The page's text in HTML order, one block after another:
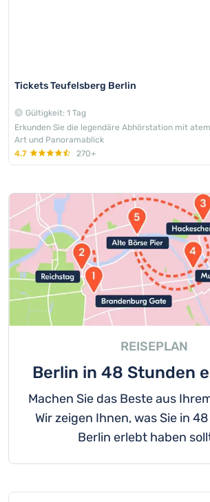
Tickets Teufelsberg Berlin
Gültigkeit: 1 Tag
Erkunden Sie die legendäre Abhörstation mit
Art und Panoramablick
4.7
270+
REISEPLAN
Berlin in 48 Stunden
Machen Sie das Beste aus
Wir zeigen Ihnen, was Sie in
Berlin erlebt haben